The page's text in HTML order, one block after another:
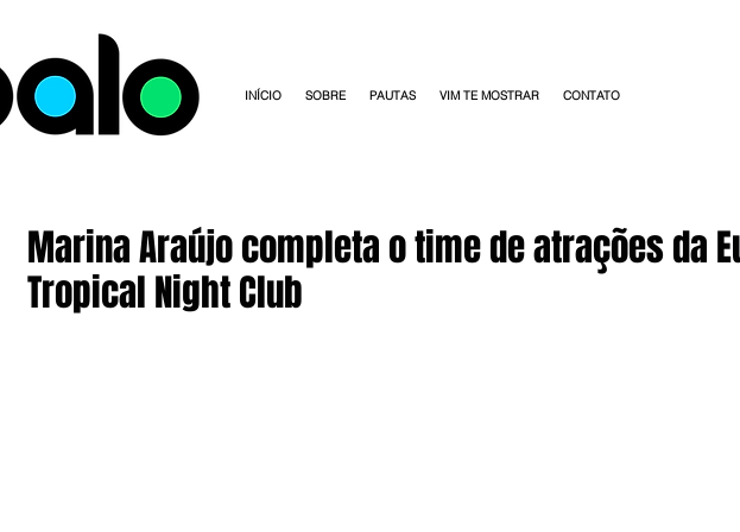
INÍCIO SOBRE PAUTAS VIM TE MOSTRAR CONTATO
Marina Araújo completa o time de atrações da
Tropical Night Club